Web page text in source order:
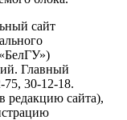
сайт
Главный
75, 30-12-18.
редакцию сайта),